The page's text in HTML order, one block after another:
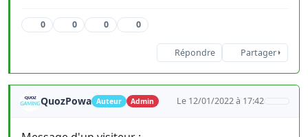
0 0 0 0
Répondre Partager
QuozPowa Auteur Admin Le 12/01/2022 à 17:42